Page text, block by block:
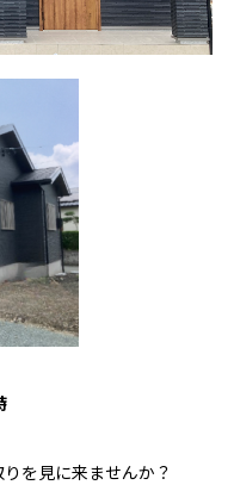
を見に来ませんか？